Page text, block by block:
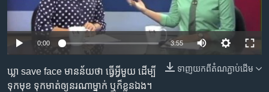
ទំព័រ​
រចនា
សម្ព័ន្ធ​
រំលង​
និង​
ចូល​
កម្មវិធីទាំងអស់
Khmer English
បណ្តាញ​សង្គម
0:00 3:55
ទាញ​យក​ពី​តំណភ្ជាប់​ដើម
ឃ្លា save face មាន​ន័យ​ថា ធ្វើ​អ្វី​មួយ ដើម្បី​
ទុក​មុខ ទុក​មាត់​ឲ្យ​នរណា​ម្នាក់ ឬ​ក៏​ខ្លួន​ឯង។